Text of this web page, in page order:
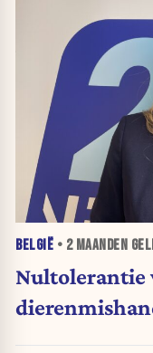
BELGIË • 2 MAANDEN
Nultolerantie